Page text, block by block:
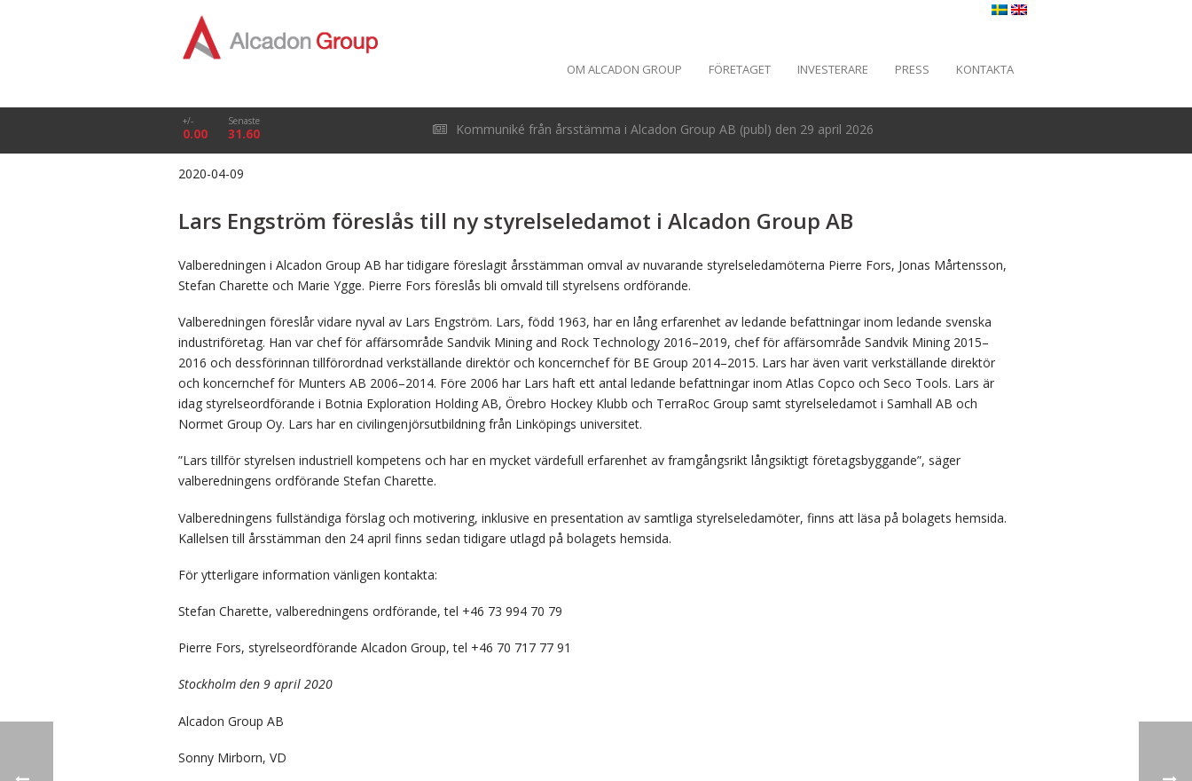
OM ALCADON GROUP FÖRETAGET INVESTERARE PRESS KONTAKTA
+/-
0.00
Senaste
31.60 Kommuniké från årsstämma i Alcadon Group AB (publ) den 29 april 2026
2020-04-09
Lars Engström föreslås till ny styrelseledamot i Alcadon Group AB
Valberedningen i Alcadon Group AB har tidigare föreslagit årsstämman omval av nuvarande styrelseledamöterna Pierre Fors, Jonas Mårtensson,
Stefan Charette och Marie Ygge. Pierre Fors föreslås bli omvald till styrelsens ordförande.
Valberedningen föreslår vidare nyval av Lars Engström. Lars, född 1963, har en lång erfarenhet av ledande befattningar inom ledande svenska
industriföretag. Han var chef för affärsområde Sandvik Mining and Rock Technology 2016–2019, chef för affärsområde Sandvik Mining 2015–
2016 och dessförinnan tillförordnad verkställande direktör och koncernchef för BE Group 2014–2015. Lars har även varit verkställande direktör
och koncernchef för Munters AB 2006–2014. Före 2006 har Lars haft ett antal ledande befattningar inom Atlas Copco och Seco Tools. Lars är
idag styrelseordförande i Botnia Exploration Holding AB, Örebro Hockey Klubb och TerraRoc Group samt styrelseledamot i Samhall AB och
Normet Group Oy. Lars har en civilingenjörsutbildning från Linköpings universitet.
”Lars tillför styrelsen industriell kompetens och har en mycket värdefull erfarenhet av framgångsrikt långsiktigt företagsbyggande”, säger
valberedningens ordförande Stefan Charette.
Valberedningens fullständiga förslag och motivering, inklusive en presentation av samtliga styrelseledamöter, finns att läsa på bolagets hemsida.
Kallelsen till årsstämman den 24 april finns sedan tidigare utlagd på bolagets hemsida.
För ytterligare information vänligen kontakta:
Stefan Charette, valberedningens ordförande, tel +46 73 994 70 79
Pierre Fors, styrelseordförande Alcadon Group, tel +46 70 717 77 91
Stockholm den 9 april 2020
Alcadon Group AB
Sonny Mirborn, VD